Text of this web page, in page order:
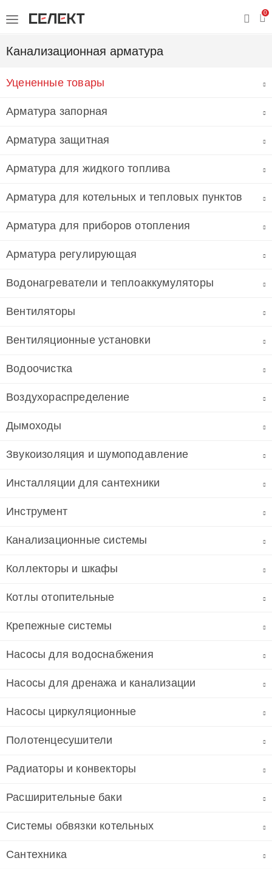
0
Канализационная арматура
Уцененные товары
Арматура запорная
Арматура защитная
Арматура для жидкого топлива
Арматура для котельных и тепловых пунктов
Арматура для приборов отопления
Арматура регулирующая
Водонагреватели и теплоаккумуляторы
Вентиляторы
Вентиляционные установки
Водоочистка
Воздухораспределение
Дымоходы
Звукоизоляция и шумоподавление
Инсталляции для сантехники
Инструмент
Канализационные системы
Коллекторы и шкафы
Котлы отопительные
Крепежные системы
Насосы для водоснабжения
Насосы для дренажа и канализации
Насосы циркуляционные
Полотенцесушители
Радиаторы и конвекторы
Расширительные баки
Системы обвязки котельных
Сантехника